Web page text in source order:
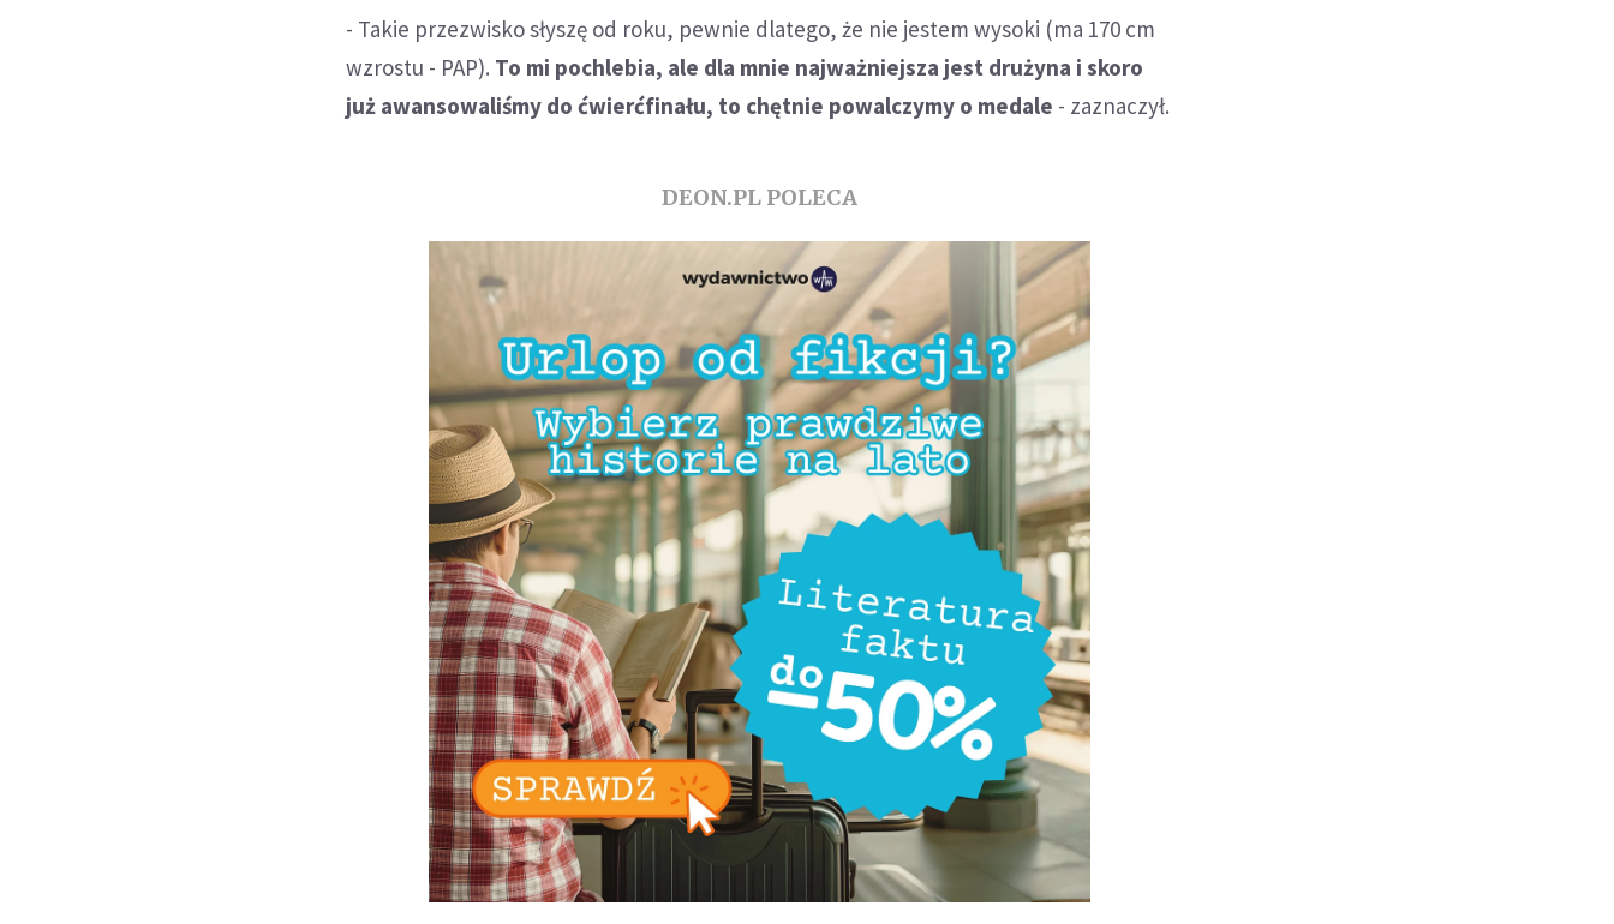
- Takie przezwisko słyszę od roku, pewnie dlatego, że nie jestem wysoki (ma 170 cm
wzrostu - PAP). To mi pochlebia, ale dla mnie najważniejsza jest drużyna i skoro
już awansowaliśmy do ćwierćfinału, to chętnie powalczymy o medale - zaznaczył.
DEON.PL POLECA